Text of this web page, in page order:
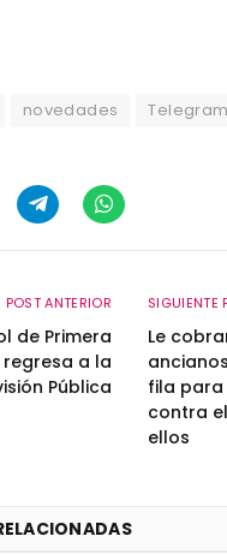
novedades Telegram
TelegramWhatsApp
POST ANTERIOR
de Primera
regresa a la
Pública
SIGUIENTE
Le
fila
contra
ellos